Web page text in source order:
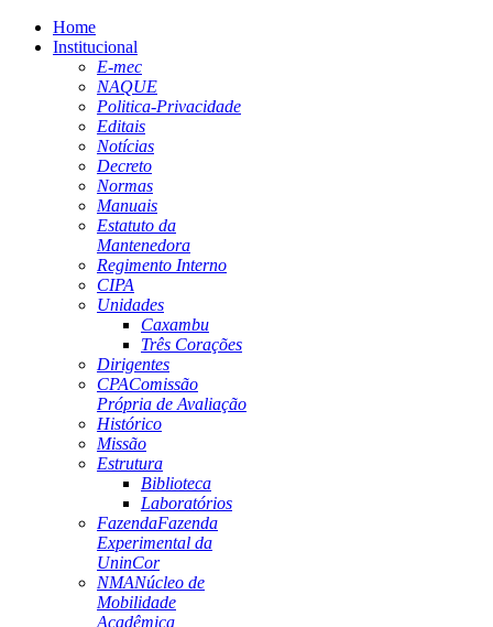
Home
Institucional
E-mec
NAQUE
Politica-Privacidade
Editais
Notícias
Decreto
Normas
Manuais
Estatuto da
Mantenedora
Regimento Interno
CIPA
Unidades
Caxambu
Três Corações
Dirigentes
CPAComissão
Própria de Avaliação
Histórico
Missão
Estrutura
Biblioteca
Laboratórios
FazendaFazenda
Experimental da
UninCor
NMANúcleo de
Mobilidade
Acadêmica